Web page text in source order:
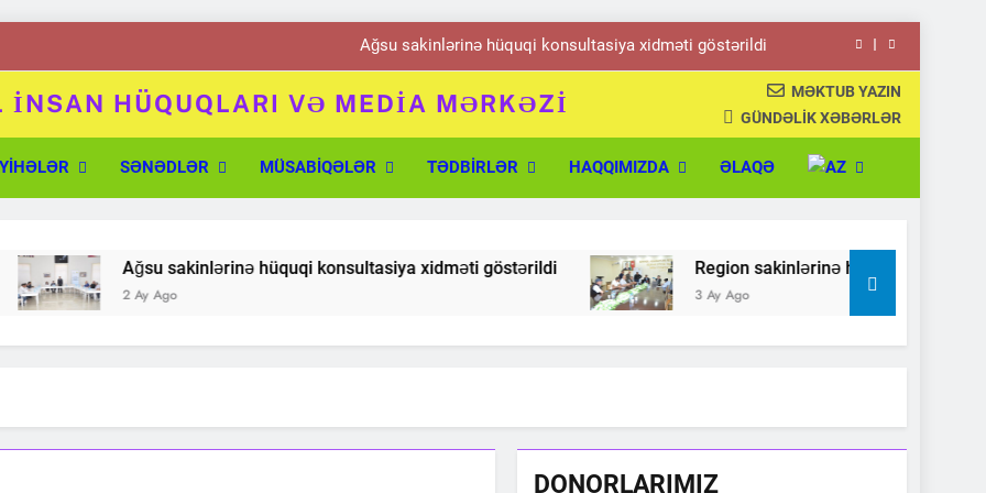
Ağsu sakinlərinə hüquqi konsultasiya xidməti göstərildi
Şabran sakinlərinə hüquqi konsultasiya xidməti göstərilib
Siyəzəndə 12 nəfərə hüquq xidməti göstərildi
İNSAN HÜQUQLARI VƏ MEDİA MƏRKƏZİ
və Media Mərkəzi
MƏKTUB YAZIN
GÜNDƏLİK XƏBƏRLƏR
SƏNƏDLƏR MÜSABIQƏLƏR TƏDBIRLƏR HAQQIMIZDA ƏLAQƏ
Ağsu sakinlərinə hüquqi konsultasiya xidməti göstərildi
2 Ay Ago
Region sakinlərinə hüquq xidməti
3 Ay Ago
DONORLARIMIZ